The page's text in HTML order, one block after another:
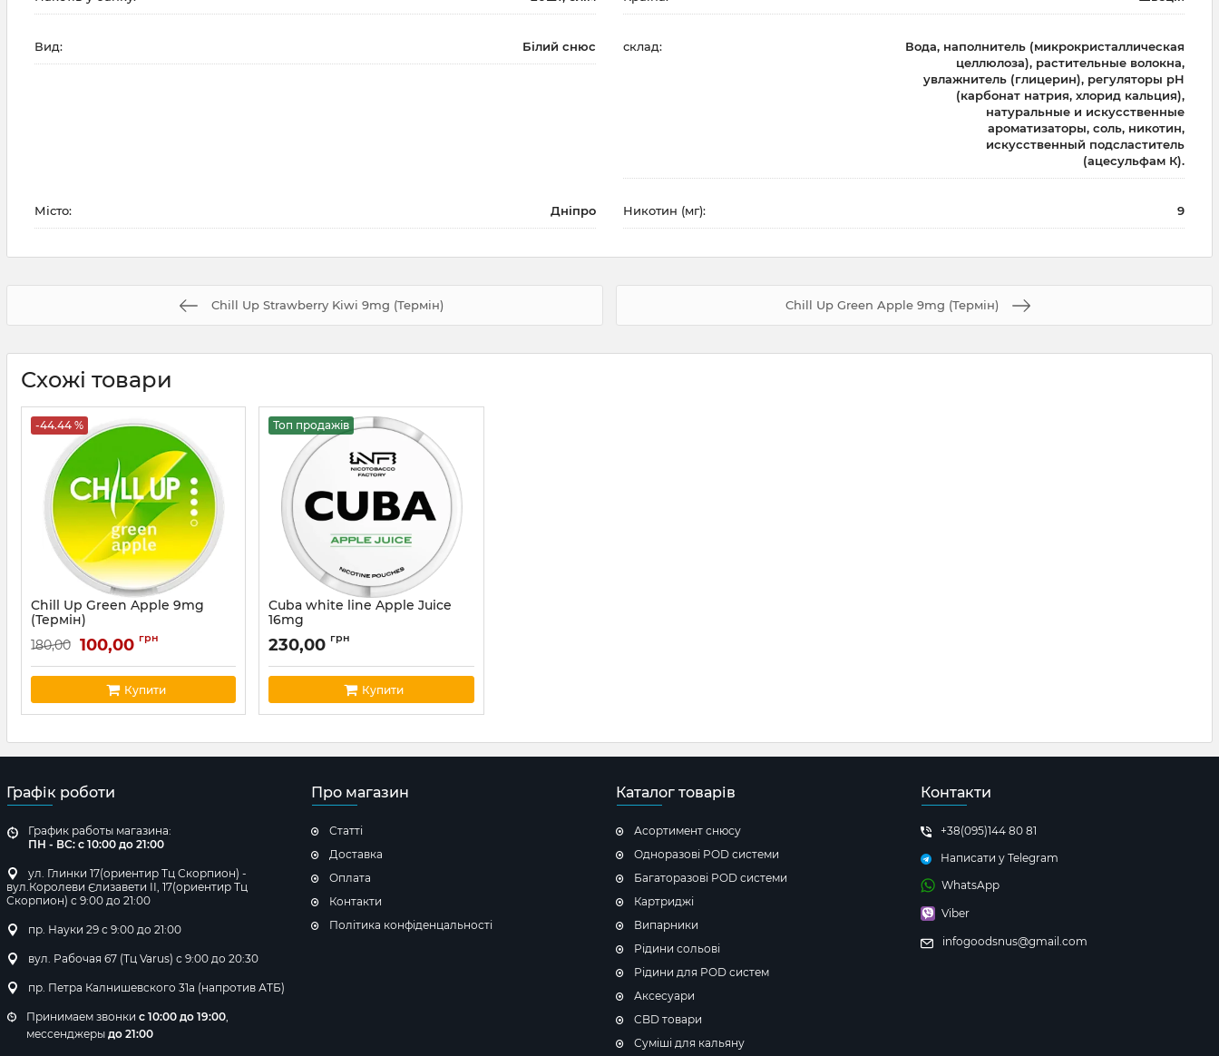
Вид: Білий снюс склад:
Вода, наполнитель (микрокристаллическая
целлюлоза), растительные волокна,
увлажнитель (глицерин), регуляторы pH
(карбонат натрия, хлорид кальция),
натуральные и искусственные
ароматизаторы, соль, никотин,
искусственный подсластитель
(ацесульфам К).
Місто: Дніпро Никотин (мг): 9
Chill Up Strawberry Kiwi 9mg (Термін) Chill Up Green Apple 9mg (Термін)
Схожі товари
-44.44 %
Chill Up Green Apple 9mg
(Термін)
Артикул: chillup01
180,00 100,00 грн
Купити
Топ продажів
Cuba white line Apple Juice
16mg
Артикул:cuba51
230,00 грн
Купити
Графік роботи
График работы магазина:
ПН - ВС: с 10:00 до 21:00
ул. Глинки 17(ориентир Тц Скорпион) -
вул.Королеви Єлизавети ІІ, 17(ориентир Тц
Скорпион) с 9:00 до 21:00
пр. Науки 29 с 9:00 до 21:00
вул. Рабочая 67 (Тц Varus) с 9:00 до 20:30
пр. Петра Калнишевского 31а (напротив АТБ)
Принимаем звонки с 10:00 до 19:00,
мессенджеры до 21:00
Про магазин
Статті
Доставка
Оплата
Контакти
Політика конфіденцальності
Каталог товарів
Асортимент снюсу
Одноразові POD системи
Багаторазові POD системи
Картриджі
Випарники
Рідини сольові
Рідини для POD систем
Аксесуари
CBD товари
Суміші для кальяну
Контакти
+38(095)144 80 81
Написати у Telegram
WhatsApp
Viber
infogoodsnus@gmail.com